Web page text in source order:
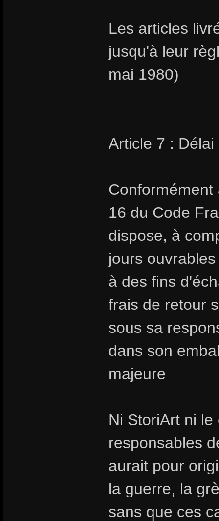
Les articles
jusqu'à leur
mai 1980)
Article 7 :
Conformément
16 du Code
dispose, à
jours
à des fins
frais de retour
sous sa
dans son
majeure
Ni StoriArt ni
responsables
aurait pour
la guerre, la
sans que ces